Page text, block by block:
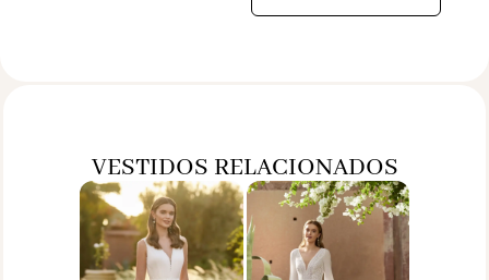
VESTIDOS RELACIONADOS